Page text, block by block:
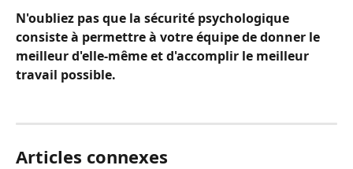
N'oubliez pas que la sécurité psychologique
consiste à permettre à votre équipe de donner le
meilleur d'elle-même et d'accomplir le meilleur
travail possible.
Articles connexes